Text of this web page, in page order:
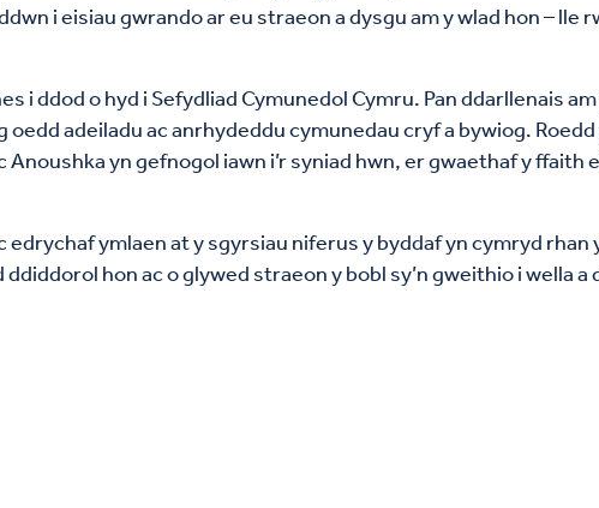
i eisiau gwrando ar eu straeon a dysgu am y wlad hon – lle
i ddod o hyd i Sefydliad Cymunedol Cymru. Pan ddarllenais
adeiladu ac anrhydeddu cymunedau cryf a bywiog.
yn gefnogol iawn i’r syniad hwn, er gwaethaf y ffaith
edrychaf ymlaen at y sgyrsiau niferus y byddaf yn cymryd
ddiddorol hon ac o glywed straeon y bobl sy’n gweithio i wella